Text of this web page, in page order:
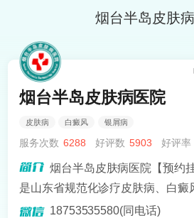
烟台半岛皮肤
烟台半岛皮肤病医院
皮肤病 白癜风 银屑病
服务次数 6288 好评数 5903 好评率
烟台半岛皮肤病医院【预约
是山东省规范化诊疗皮肤病、白癜
院。熟悉皮肤病科常见病、多发病
18753535580(同电话)